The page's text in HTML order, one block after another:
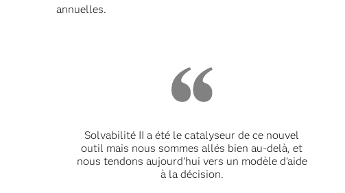
annuelles.
Solvabilité II a été le catalyseur de ce nouvel
outil mais nous sommes allés bien au-delà, et
nous tendons aujourd’hui vers un modèle d’aide
à la décision.